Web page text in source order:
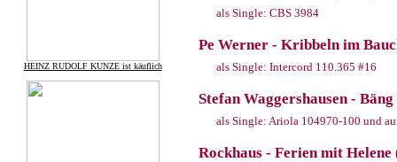
HEINZ RUDOLF KUNZE ist käuflich
als Single: CBS 3984
Pe Werner - Kribbeln im
als Single: Intercord 110.365 #16
Stefan Waggershausen -
als Single: Ariola 104970-100 und
Rockhaus - Ferien mit Helene